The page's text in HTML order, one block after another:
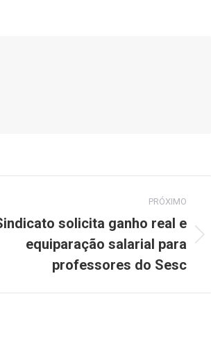
PRÓXIMO
solicita ganho real e
equiparação salarial para
professores do Sesc